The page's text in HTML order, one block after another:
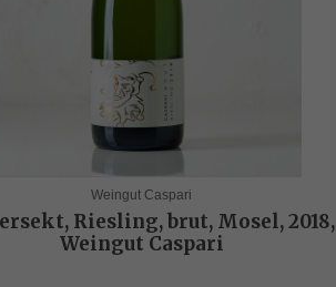
Weingut Caspari
Riesling, brut, Mosel, 2018,
Weingut Caspari